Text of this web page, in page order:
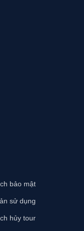
bảo mật
sử dụng
hủy tour